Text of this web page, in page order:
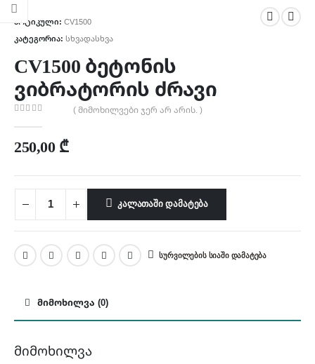
არტიკული: CV1500
კატეგორია: სხვადასხვა
CV1500 ბეტონის
ვიბრატორის ძრავი
( მიმოხილვები ჯერ არ არის. )
250,00 ₾
ᲙᲐᲚᲐᲗᲐᲨᲘ ᲓᲐᲛᲐᲢᲔᲑᲐ
ᲡᲣᲠᲕᲘᲚᲔᲑᲘᲡ ᲡᲘᲐᲨᲘ ᲓᲐᲛᲐᲢᲔᲑᲐ
ᲛᲘᲛᲝᲮᲘᲚᲕᲐ (0)
მიმოხილვა